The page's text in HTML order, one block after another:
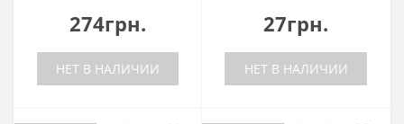
274грн.
НЕТ В НАЛИЧИИ
27грн.
НЕТ В НАЛИЧИИ